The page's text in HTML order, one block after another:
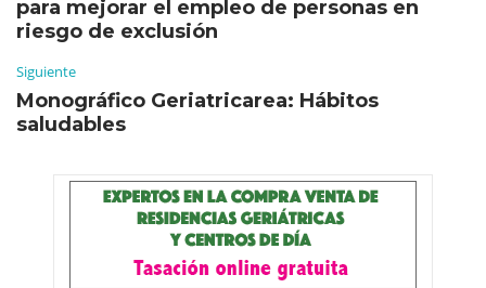
para mejorar el empleo de personas en
riesgo de exclusión
Siguiente
Monográfico Geriatricarea: Hábitos
saludables